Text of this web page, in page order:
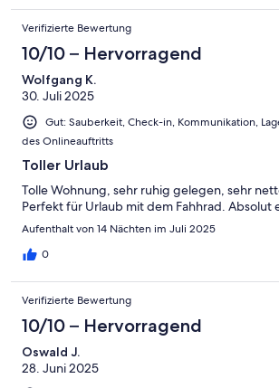
Verifizierte Bewertung
10/10 – Hervorragend
Wolfgang K.
30. Juli 2025
Gut: Sauberkeit, Check-in, Kommunikation,
des Onlineauftritts
Toller Urlaub
Tolle Wohnung, sehr ruhig gelegen, sehr
Perfekt für Urlaub mit dem Fahhrad. Absolut
Aufenthalt von 14 Nächten im Juli 2025
0
Verifizierte Bewertung
10/10 – Hervorragend
Oswald J.
28. Juni 2025